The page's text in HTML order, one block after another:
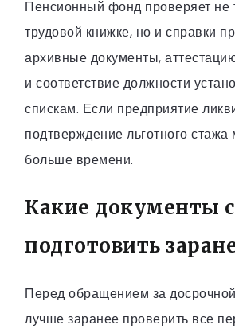
Пенсионный фонд проверяет не
трудовой книжке, но и справки
архивные документы,
и соответствие должности
спискам. Если предприятие
подтверждение льготного стажа
больше времени.
Какие документы
подготовить
Перед обращением за
лучше заранее проверить все